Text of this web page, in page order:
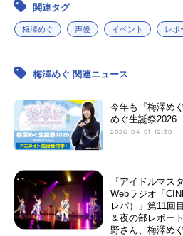
関連タグ
梅澤めぐ 声優 イベント レポ
梅澤めぐ 関連ニュース
今年も『梅澤め
めぐ生誕祭2026
2026-04-01 12:30
『アイドルマス
Webラジオ「
レパ）」第11回
＆夜の部レポー
野さん、梅澤め